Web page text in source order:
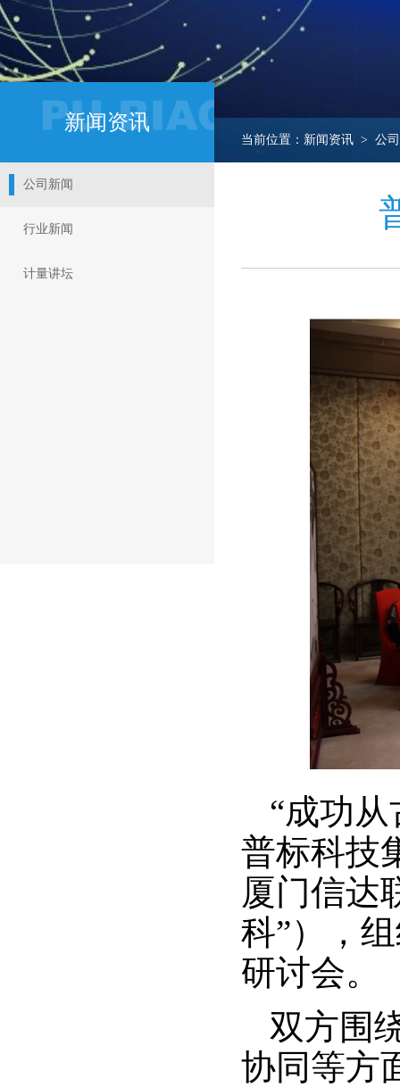
新闻资讯
当前位置：新闻资讯 > 公
公司新闻
行业新闻
计量讲坛
“成功
普标科技
厦门信达
科”），
研讨会。
双方围
协同等方